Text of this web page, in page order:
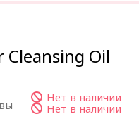
Oil
Нет в наличии
Нет в наличии